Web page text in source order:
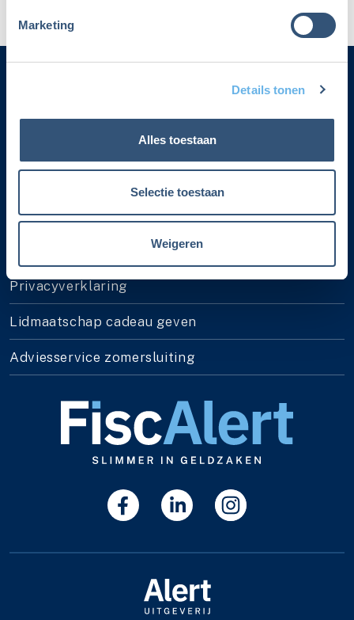
Marketing
Details tonen
Alles toestaan
Selectie toestaan
Weigeren
Voorwaarden lidmaatschap
Privacyverklaring
Lidmaatschap cadeau geven
Adviesservice zomersluiting